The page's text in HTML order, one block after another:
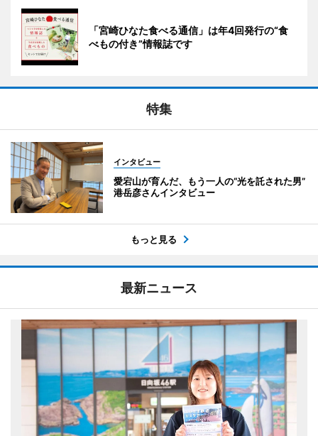
「宮崎ひなた食べる通信」は年4回発行の“食
べもの付き”情報誌です
特集
インタビュー
愛宕山が育んだ、もう一人の“光を託された男”
港岳彦さんインタビュー
もっと見る
最新ニュース